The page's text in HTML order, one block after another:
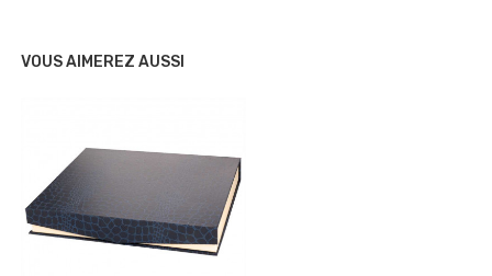
VOUS AIMEREZ AUSSI